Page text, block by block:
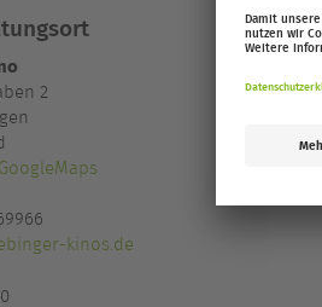
2
kinos.de